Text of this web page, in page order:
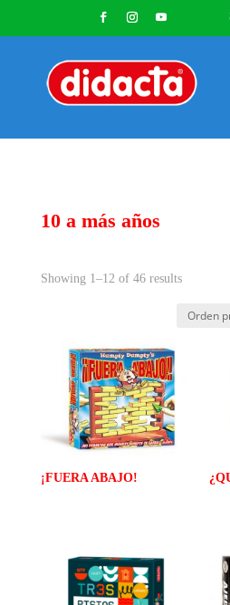
10 a más años
Showing 1–12 of 46 results
¡FUERA ABAJO!